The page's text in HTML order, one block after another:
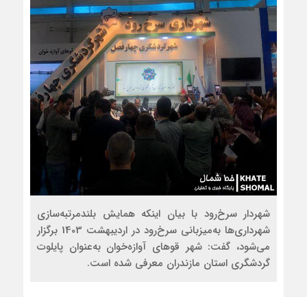
شهردار سرخ‌رود با بیان اینکه همایش بلندمرتبه‌سازی
شهرداری‌ها به‌میزبانی سرخ‌رود در اردیبهشت 1403 برگزار
می‌شود، گفت: شهر قوهای آوازه‌خوان به‌عنوان پایلوت
گردشگری استان مازندران معرفی شده است.